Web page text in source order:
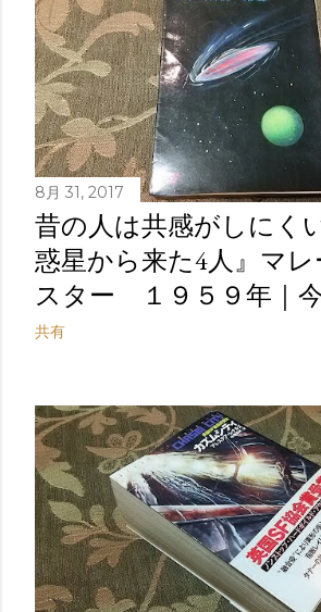
8月 31, 2017
昔の人は共感がしにく
惑星から来た4人』マ
スター １９５９年｜
共有